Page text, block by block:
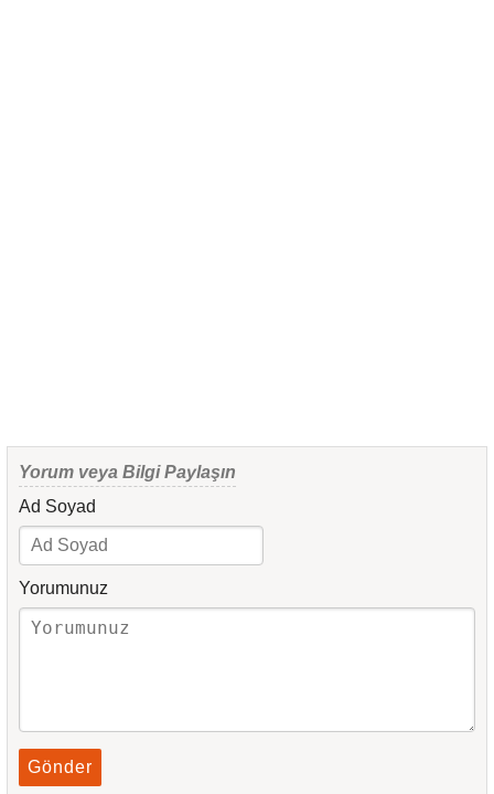
Yorum veya Bilgi Paylaşın
Ad Soyad
Yorumunuz
Gönder